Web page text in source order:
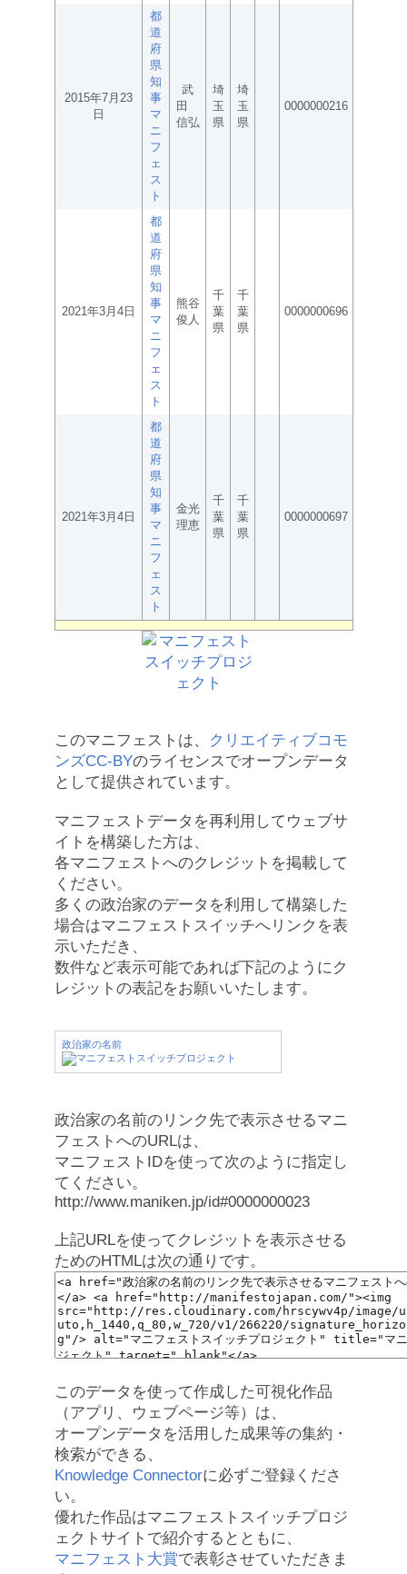
2015年7月23
日
都
道
府
県
知
事
マ
ニ
フ
ェ
ス
ト
武
田
信弘
埼
玉
県
埼
玉
県
0000000216
2021年3月4日
都
道
府
県
知
事
マ
ニ
フ
ェ
ス
ト
熊谷
俊人
千
葉
県
千
葉
県
0000000696
2021年3月4日
都
道
府
県
知
事
マ
ニ
フ
ェ
ス
ト
金光
理恵
千
葉
県
千
葉
県
0000000697
このマニフェストは、
クリエイティブコモ
ンズCC-BYのライセンスでオープンデータ
として提供されています。
マニフェストデータを再利用してウェブサ
イトを構築した方は、
各マニフェストへのクレジットを掲載して
ください。
多くの政治家のデータを利用して構築した
場合はマニフェストスイッチへリンクを表
示いただき、
数件など表示可能であれば下記のようにク
レジットの表記をお願いいたします。
政治家の名前
政治家の名前のリンク先で表示させるマニ
フェストへのURLは、
マニフェストIDを使って次のように指定し
てください。
http://www.maniken.jp/id#0000000023
上記URLを使ってクレジットを表示させる
ためのHTMLは次の通りです。
このデータを使って作成した可視化作品
（アプリ、ウェブページ等）は、
オープンデータを活用した成果等の集約・
検索ができる、
Knowledge Connectorに必ずご登録くださ
い。
優れた作品はマニフェストスイッチプロジ
ェクトサイトで紹介するとともに、
マニフェスト大賞で表彰させていただきま